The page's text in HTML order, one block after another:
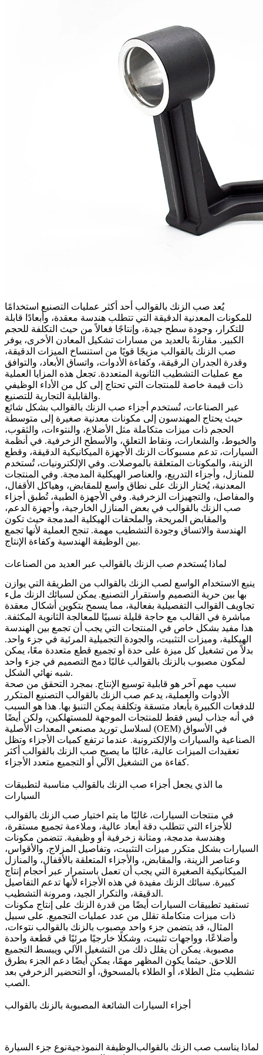
يُعد صب الزنك بالقوالب أحد أكثر عمليات التصنيع استخدامًا
للمكونات المعدنية الدقيقة التي تتطلب هندسة معقدة، وأبعادًا قابلة
للتكرار، وجودة سطح جيدة، وإنتاجًا فعالاً من حيث التكلفة للحجم
الكبير. مقارنةً بالعديد من مسارات تشكيل المعادن الأخرى، يوفر
صب الزنك بالقوالب مزيجًا قويًا من استنساخ الميزات الدقيقة،
وقدرة الجدران الرقيقة، وكفاءة الأدوات، واتساق الأبعاد، والتوافق
مع عمليات التشطيب الثانوية المتعددة. تجعل هذه المزايا العملية
ذات قيمة خاصة للمنتجات التي تحتاج إلى كل من الأداء الوظيفي
والقابلية التجارية للتصنيع.
عبر الصناعات، تُستخدم أجزاء صب الزنك بالقوالب بشكل شائع
حيث يحتاج المهندسون إلى مكونات معدنية صغيرة إلى متوسطة
الحجم ذات ميزات متكاملة مثل الأضلاع، والنتوءات، والثقوب،
والخيوط، والشعارات، ونقاط التعلق، والأسطح الزخرفية. في أنظمة
السيارات، تدعم مسبوكات الزنك الأجهزة الميكانيكية الدقيقة، وقطع
الزينة، والمكونات المتعلقة بالموصلات. وفي الإلكترونيات، تُستخدم
للمنازل، وأجزاء التدريع، والعناصر الهيكلية المدمجة. وفي المنتجات
المعدنية، يُختار الزنك على نطاق واسع للمقابض، وهياكل الأقفال،
والمفاصل، والتجهيزات الزخرفية. وفي الأجهزة الطبية، تُطبق أجزاء
صب الزنك بالقوالب في بعض المنازل الخارجية، وأجهزة الدعم،
والمقابض المريحة، والملحقات الهيكلية المدمجة حيث تكون
الهندسة والاتساق وجودة التشطيب مهمة. تنجح العملية لأنها تجمع
بين الوظيفة الهندسية وكفاءة الإنتاج.
لماذا يُستخدم صب الزنك بالقوالب عبر العديد من الصناعات
ينبع الاستخدام الواسع لصب الزنك بالقوالب من الطريقة التي يوازن
بها بين حرية التصميم واستقرار التصنيع. يمكن لسبائك الزنك ملء
تجاويف القوالب التفصيلية بفعالية، مما يسمح بتكوين أشكال معقدة
مباشرة في القالب مع حاجة قليلة نسبيًا للمعالجة الثانوية المكثفة.
هذا مفيد بشكل خاص في المنتجات التي يجب أن تجمع بين الهندسة
الهيكلية، وميزات التثبيت، والجودة التجميلية المرئية في جزء واحد.
بدلاً من تشغيل كل ميزة على حدة أو تجميع قطع متعددة معًا، يمكن
لمكون مصبوب بالزنك بالقوالب غالبًا دمج التصميم في جزء واحد
شبه نهائي الشكل.
سبب مهم آخر هو قابلية توسيع الإنتاج. بمجرد التحقق من صحة
الأدوات والعملية، يدعم صب الزنك بالقوالب التصنيع المتكرر
للدفعات الكبيرة بأبعاد متسقة وتكلفة يمكن التنبؤ بها. هذا هو السبب
في أنه جذاب ليس فقط للمنتجات الموجهة للمستهلكين، ولكن أيضًا
لسلاسل توريد مصنعي المعدات الأصلية (OEM) في الأسواق
الصناعية والسيارات والإلكترونية. عندما ترتفع كميات الأجزاء وتظل
تعقيدات الميزات عالية، غالبًا ما يصبح صب الزنك بالقوالب أكثر
كفاءة من التشغيل الآلي أو التجميع متعدد الأجزاء.
ما الذي يجعل أجزاء صب الزنك بالقوالب مناسبة لتطبيقات
السيارات
في منتجات السيارات، غالبًا ما يتم اختيار صب الزنك بالقوالب
للأجزاء التي تتطلب دقة أبعاد عالية، وملاءمة تجميع مستقرة،
وهندسة مدمجة، ومتانة زخرفية أو وظيفية. تتضمن مكونات
السيارات بشكل متكرر ميزات التثبيت، وتفاصيل المزلاج، والأقواس،
وعناصر الزينة، والمقابض، والأجزاء المتعلقة بالأقفال، والمنازل
الميكانيكية الصغيرة التي يجب أن تعمل باستمرار عبر أحجام إنتاج
كبيرة. سبائك الزنك مفيدة في هذه الأجزاء لأنها تدعم التفاصيل
الدقيقة، والتكرار الجيد، ومرونة التشطيب.
تستفيد تطبيقات السيارات أيضًا من قدرة الزنك على إنتاج مكونات
ذات ميزات متكاملة تقلل من عدد عمليات التجميع. على سبيل
المثال، قد يتضمن جزء واحد مصبوب بالزنك بالقوالب نتوءات،
وأضلاعًا، وواجهات تثبيت، وشكلًا خارجيًا مرئيًا في قطعة واحدة
مصبوبة. يمكن أن يقلل ذلك من التشغيل الآلي ويبسط التجميع
اللاحق. حيثما يكون المظهر مهمًا، يمكن أيضًا دعم الجزء بطرق
تشطيب مثل الطلاء، أو الطلاء بالمسحوق، أو التحضير الزخرفي بعد
الصب.
أجزاء السيارات الشائعة المصبوبة بالزنك بالقوالب
نوع جزء السيارةالوظيفة النموذجية لماذا يناسب صب الزنك بالقوالب